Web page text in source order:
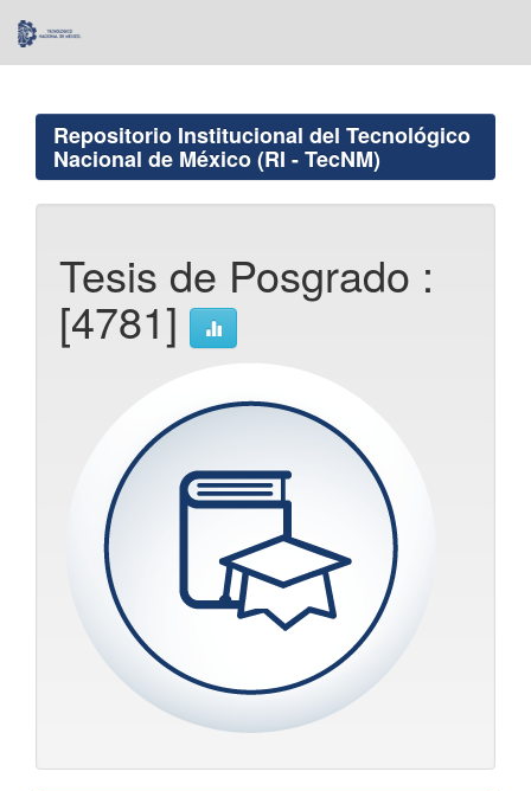
navigation
Repositorio Institucional del Tecnológico
Nacional de México (RI - TecNM)
Tesis de Posgrado :
[4781]